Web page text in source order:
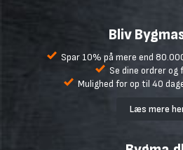
Bliv
Spar 10% på mere end
Se dine ordrer og
Mulighed for op til 40
Læs mere